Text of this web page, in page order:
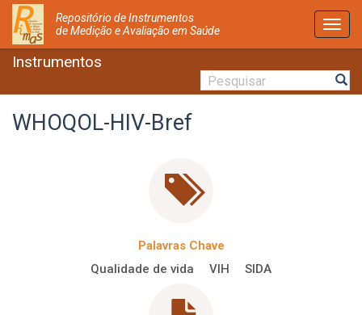
Repositório de Instrumentos
de Medição e Avaliação em Saúde
Instrumentos
WHOQOL-HIV-Bref
Palavras Chave
Qualidade de vida
VIH SIDA